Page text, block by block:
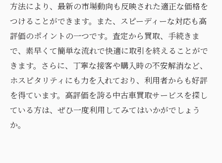
方法により、最新の市場動向も反映された適正な価格を
つけることができます。また、スピーディーな対応も高
評価のポイントの一つです。査定から買取、手続きま
で、素早くて簡単な流れで快適に取引を終えることがで
きます。さらに、丁寧な接客や購入時の不安解消など、
ホスピタリティにも力を入れており、利用者からも好評
を得ています。高評価を誇る中古車買取サービスを探し
ている方は、ぜひ一度利用してみてはいかがでしょう
か。